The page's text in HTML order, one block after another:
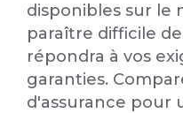
disponibles sur le
paraître difficile
répondra à vos
garanties.
d'assurance pour